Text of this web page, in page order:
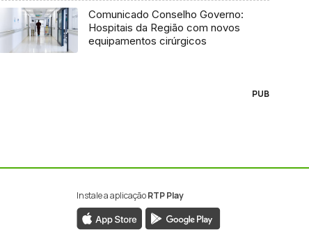
Comunicado Conselho Governo:
Hospitais da Região com novos
equipamentos cirúrgicos
PUB
Instale a aplicaçãoRTP Play